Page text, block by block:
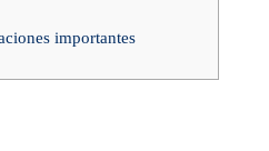
importantes